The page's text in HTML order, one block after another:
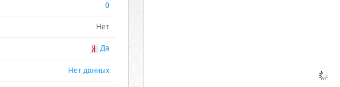
0
Нет
Да
Нет данных